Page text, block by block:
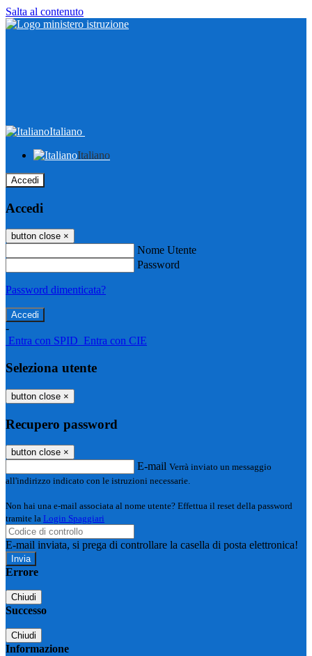
Salta al contenuto
Italiano
Italiano
Accedi
Accedi
button close ×
Nome Utente
Password
Password dimenticata?
-
Entra con SPID Entra con CIE
Seleziona utente
button close ×
Recupero password
button close ×
E-mail Verrà inviato un messaggio
all'indirizzo indicato con le istruzioni necessarie.
Non hai una e-mail associata al nome utente? Effettua il reset della password
tramite la Login Spaggiari
E-mail inviata, si prega di controllare la casella di posta elettronica!
Errore
Chiudi
Successo
Chiudi
Informazione